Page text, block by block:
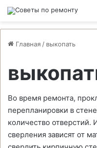
Главная / выкопать
Во время ремонта,
перепланировки в
количество отверстий.
сверления зависят от